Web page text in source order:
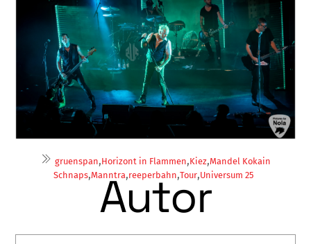
gruenspan,Horizont in Flammen,Kiez,Mandel Kokain
Schnaps,Manntra,reeperbahn,Tour,Universum 25
Autor